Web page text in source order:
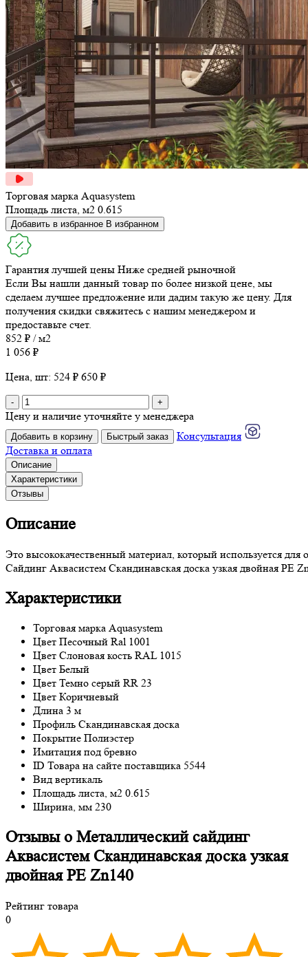
Торговая марка Aquasystem
Площадь листа, м2 0.615
Добавить в избранное В избранном
Гарантия лучшей цены Ниже средней рыночной
Если Вы нашли данный товар по более низкой цене, мы
сделаем лучшее предложение или дадим такую же цену. Для
получения скидки свяжитесь с нашим менеджером и
предоставьте счет.
852 ₽ / м2
1 056 ₽
Цена, шт: 524 ₽ 650 ₽
- +
Цену и наличие уточняйте у менеджера
Добавить в корзину Быстрый заказ
Консультация
Доставка и оплата
Описание
Характеристики
Отзывы
Описание
Это высококачественный материал который используется для
Сайдинг Аквасистем Скандинавская доска узкая двойная PE
Характеристики
Торговая марка Aquasystem
Цвет Песочный Ral 1001
Цвет Слоновая кость RAL 1015
Цвет Белый
Цвет Темно серый RR 23
Цвет Коричневый
Длина 3 м
Профиль Скандинавская доска
Покрытие Полиэстер
Имитация под бревно
ID Товара на сайте поставщика 5544
Вид вертикаль
Площадь листа, м2 0.615
Ширина, мм 230
Отзывы о Металлический сайдинг
Аквасистем Скандинавская доска узкая
двойная PE Zn140
Рейтинг товара
0